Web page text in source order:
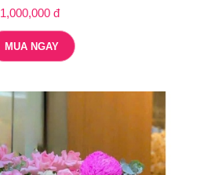
1,000,000 đ
MUA NGAY